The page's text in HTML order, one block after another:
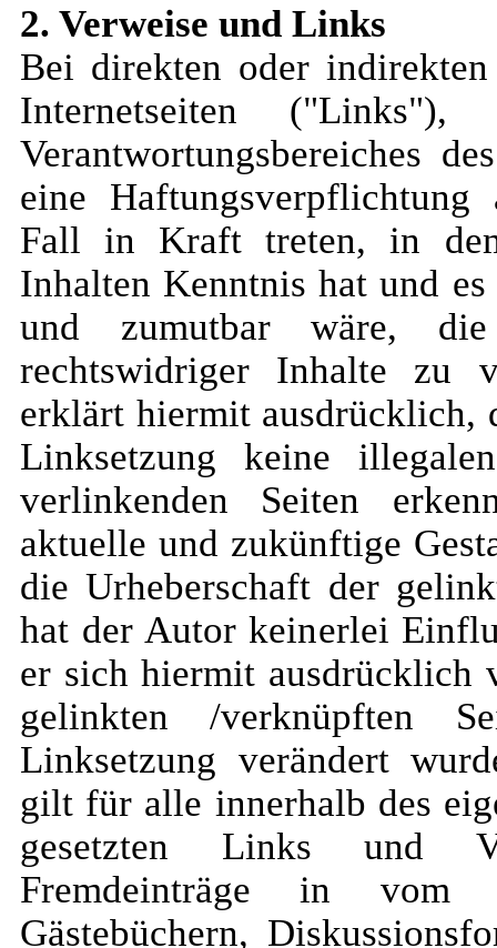
2. Verweise und Links
Bei direkten oder
Internetseiten
Verantwortungsbereiches
eine
Fall in Kraft treten, in
Inhalten Kenntnis hat und
und zumutbar wäre,
rechtswidriger Inhalte zu
erklärt hiermit ausdrücklich,
Linksetzung keine
verlinkenden Seiten
aktuelle und zukünftige
die Urheberschaft der
hat der Autor keinerlei
er sich hiermit ausdrücklich
gelinkten /verknüpften
Linksetzung verändert
gilt für alle innerhalb des
gesetzten Links und
Fremdeinträge in vom
Gästebüchern,